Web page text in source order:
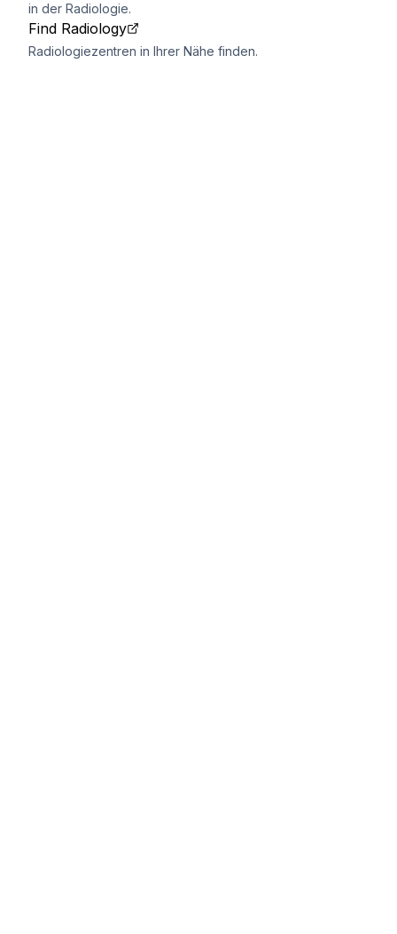
in der Radiologie.
Find Radiology
Radiologiezentren in Ihrer Nähe finden.